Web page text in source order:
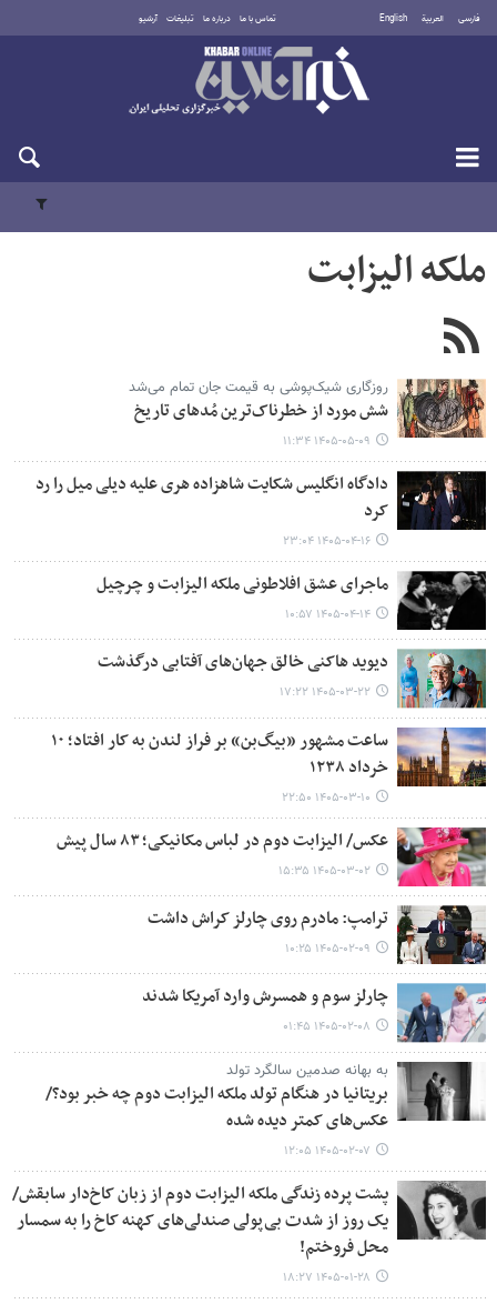
فارسی العربية English تماس با ما درباره ما تبلیغات آرشیو
جمعه ۱۶ مرداد ۱۴۰۵
ملکه الیزابت
روزگاری شیک‌پوشی به قیمت جان تمام می‌شد
شش مورد از خطرناک‌ترین مُدهای تاریخ
۱۴۰۵-۰۵-۰۹ ۱۱:۳۴
دادگاه انگلیس شکایت شاهزاده هری علیه دیلی میل را رد
کرد
۱۴۰۵-۰۴-۱۶ ۲۳:۰۴
ماجرای عشق افلاطونی ملکه الیزابت و چرچیل
۱۴۰۵-۰۴-۱۴ ۱۰:۵۷
دیوید هاکنی خالق جهان‌های آفتابی درگذشت
۱۴۰۵-۰۳-۲۲ ۱۷:۲۲
ساعت مشهور «بیگ‌بن» بر فراز لندن به کار افتاد؛ ۱۰
خرداد ۱۲۳۸
۱۴۰۵-۰۳-۱۰ ۲۲:۵۰
عکس/ الیزابت دوم در لباس مکانیکی؛ ۸۳ سال پیش
۱۴۰۵-۰۳-۰۲ ۱۵:۳۵
ترامپ: مادرم روی چارلز کراش داشت
۱۴۰۵-۰۲-۰۹ ۱۰:۲۵
چارلز سوم و همسرش وارد آمریکا شدند
۱۴۰۵-۰۲-۰۸ ۰۱:۴۵
به بهانه صدمین سالگرد تولد
بریتانیا در هنگام تولد ملکه الیزابت دوم چه خبر بود؟/
عکس‌های کمتر دیده شده
۱۴۰۵-۰۲-۰۷ ۱۲:۰۵
پشت پرده زندگی ملکه الیزابت دوم از زبان کاخ‌دار سابقش/
یک روز از شدت بی‌پولی صندلی‌های کهنه کاخ را به سمسار
محل فروختم!
۱۴۰۵-۰۱-۲۸ ۱۸:۲۷